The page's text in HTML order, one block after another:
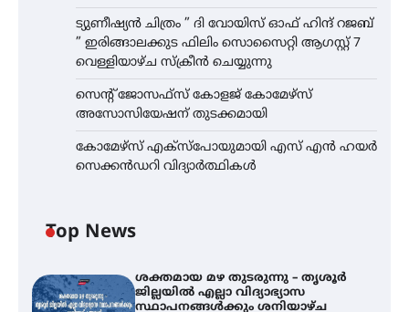
ട്യുണീഷ്യൻ ചിത്രം ” ദി വോയിസ് ഓഫ് ഹിന്ദ് റജബ്
” ഇരിങ്ങാലക്കുട ഫിലിം സൊസൈറ്റി ആഗസ്റ്റ് 7
വെള്ളിയാഴ്ച സ്‌ക്രീൻ ചെയ്യുന്നു
സെന്റ് ജോസഫ്സ് കോളജ് കോമേഴ്‌സ്
അസോസിയേഷന് തുടക്കമായി
കോമേഴ്സ് എക്സ്പോയുമായി എസ് എൻ ഹയർ
സെക്കൻഡറി വിദ്യാർത്ഥികൾ
Top News
ശക്തമായ മഴ തുടരുന്നു – തൃശൂർ
ജില്ലയിൽ എല്ലാ വിദ്യാഭ്യാസ
സ്ഥാപനങ്ങൾക്കും ശനിയാഴ്ച